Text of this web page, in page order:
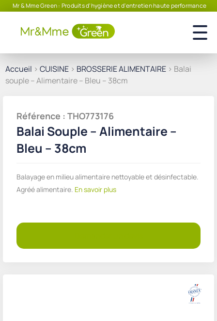
Mr & Mme Green : Produits d'hygiène et d'entretien haute performance
Accueil > CUISINE > BROSSERIE ALIMENTAIRE > Balai
souple – Alimentaire – Bleu – 38cm
Référence : THO773176
Balai Souple – Alimentaire –
Bleu – 38cm
Balayage en milieu alimentaire nettoyable et désinfectable.
Agréé alimentaire. En savoir plus